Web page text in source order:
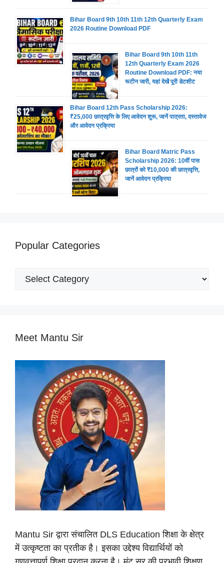
Bihar Board 9th 10th 11th 12th Quarterly Exam
2026 Routine Download PDF
Bihar Board 9th 10th 11th
12th Quarterly Exam 2026
Routine Download PDF: नया
रूटीन जारी, यहां देखें पूरी डेटशीट
Bihar Board 12th Pass Scholarship 2026:
₹25,000 छात्रवृत्ति के लिए आवेदन शुरू, जानें पात्रता, दस्तावेज
और आवेदन प्रक्रिया
Bihar Board Matric Pass
Scholarship 2026: 10वीं पास
छात्रों को ₹10,000 की छात्रवृत्ति,
जानें आवेदन प्रक्रिया
Popular Categories
Popular
Meet Mantu Sir
Mantu Sir द्वारा संचालित DLS Education शिक्षा के क्षेत्र
में उत्कृष्टता का प्रतीक है। इसका उद्देश्य विद्यार्थियों को